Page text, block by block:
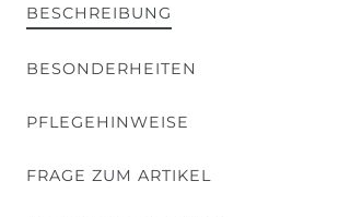
BESCHREIBUNG
BESONDERHEITEN
PFLEGEHINWEISE
FRAGE ZUM ARTIKEL